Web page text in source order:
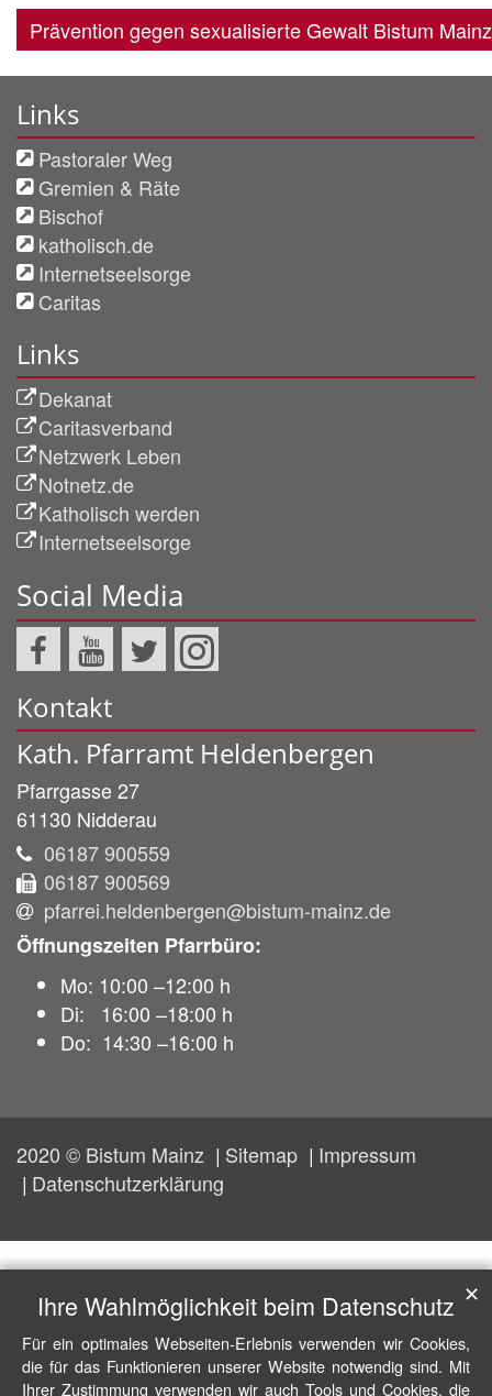
Prävention gegen sexualisierte Gewalt Bistum Mainz
Links
Pastoraler Weg
Gremien & Räte
Bischof
katholisch.de
Internetseelsorge
Caritas
Links
Dekanat
Caritasverband
Netzwerk Leben
Notnetz.de
Katholisch werden
Internetseelsorge
Social Media
Kontakt
Kath. Pfarramt Heldenbergen
Pfarrgasse 27
61130 Nidderau
06187 900559
06187 900569
pfarrei.heldenbergen@bistum-mainz.de
Öffnungszeiten Pfarrbüro:
Mo: 10:00 –12:00 h
Di: 16:00 –18:00 h
Do: 14:30 –16:00 h
2020 © Bistum Mainz Sitemap
Impressum
Datenschutzerklärung
Ihre Wahlmöglichkeit beim Datenschutz
Für ein optimales Webseiten-Erlebnis verwenden wir Cookies,
die für das Funktionieren unserer Website notwendig sind. Mit
Ihrer Zustimmung verwenden wir auch Tools und Cookies, die
✕